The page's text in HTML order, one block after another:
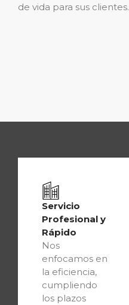
de vida para sus clientes.
Servicio
Profesional y
Rápido
Nos
enfocamos en
la eficiencia,
cumpliendo
los plazos